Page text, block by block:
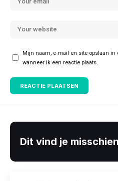
Mijn naam, e-mail en site opslaan in
wanneer ik een reactie plaats.
Dit vind je